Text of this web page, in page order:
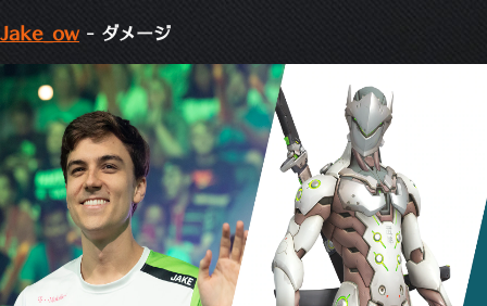
Jake_ow- ダメージ